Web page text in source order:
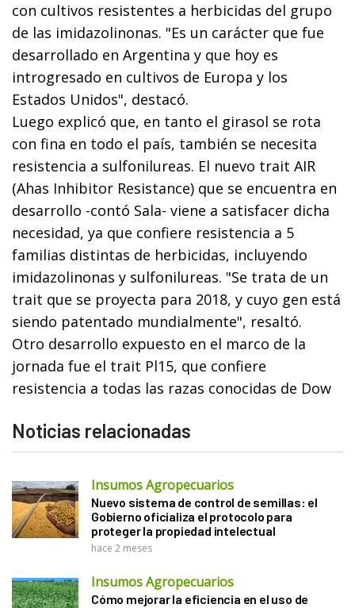
con cultivos resistentes a herbicidas del grupo
de las imidazolinonas. "Es un carácter que fue
desarrollado en Argentina y que hoy es
introgresado en cultivos de Europa y los
Estados Unidos", destacó.
Luego explicó que, en tanto el girasol se rota
con fina en todo el país, también se necesita
resistencia a sulfonilureas. El nuevo trait AIR
(Ahas Inhibitor Resistance) que se encuentra en
desarrollo -contó Sala- viene a satisfacer dicha
necesidad, ya que confiere resistencia a 5
familias distintas de herbicidas, incluyendo
imidazolinonas y sulfonilureas. "Se trata de un
trait que se proyecta para 2018, y cuyo gen está
siendo patentado mundialmente", resaltó.
Otro desarrollo expuesto en el marco de la
jornada fue el trait Pl15, que confiere
resistencia a todas las razas conocidas de Dow
Noticias relacionadas
Insumos Agropecuarios
Nuevo sistema de control de semillas: el
Gobierno oficializa el protocolo para
proteger la propiedad intelectual
hace 2 meses
Insumos Agropecuarios
Cómo mejorar la eficiencia en el uso de